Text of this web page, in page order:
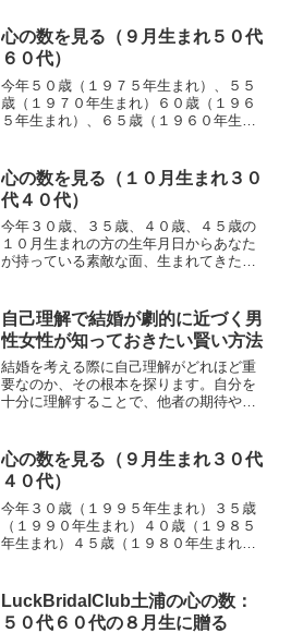
解説。無理な勧誘なし、オンライン相談
も受付中です。
心の数を見る（９月生まれ５０代
６０代）
今年５０歳（１９７５年生まれ）、５５
歳（１９７０年生まれ）６０歳（１９６
５年生まれ）、６５歳（１９６０年生ま
た使命、果たすべき役割などと、これか
らの見通しのお話です。
心の数を見る（１０月生まれ３０
代４０代）
今年３０歳、３５歳、４０歳、４５歳の
１０月生まれの方の生年月日からあなた
が持っている素敵な面、生まれてきた使
す。
自己理解で結婚が劇的に近づく男
性女性が知っておきたい賢い方法
結婚を考える際に自己理解がどれほど重
要なのか、その根本を探ります。自分を
十分に理解することで、他者の期待や社
セスが選ばれないことの辛さを和らげ、
より健康的な関係を構築する助け
心の数を見る（９月生まれ３０代
４０代）
今年３０歳（１９９５年生まれ）３５歳
（１９９０年生まれ）４０歳（１９８５
年生まれ）４５歳（１９８０年生まれ）
命、果たすべき役割等、これからの見通
しのお話です。
LuckBridalClub土浦の心の数：
５０代６０代の８月生に贈る